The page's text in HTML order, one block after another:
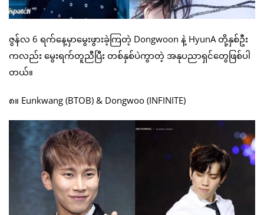
ဇွန်လ 6 ရက်နေ့မှာမွေးဖွားခဲ့ကြတဲ့ Dongwoon နဲ့ HyunA တို့နှစ်ဦး
ကလည်း မွေးရက်တူညီပြီး တစ်နှစ်ပဲကွာတဲ့ အနုပညာရှင်တွေဖြစ်ပါ
တယ်။
၈။ Eunkwang (BTOB) & Dongwoo (INFINITE)